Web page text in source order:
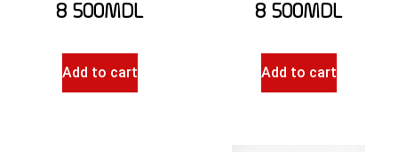
8 500MDL
Add to cart
8 500MDL
Add to cart